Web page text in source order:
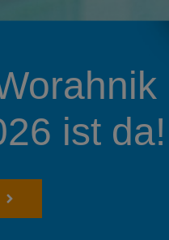
ist da!